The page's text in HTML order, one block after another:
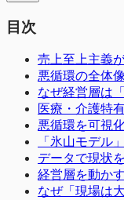
目次
売上至上主義
悪循環の全体像
なぜ経営層は
医療・介護特
悪循環を可視
「氷山モデル
データで現状
経営層を動か
なぜ「現場は